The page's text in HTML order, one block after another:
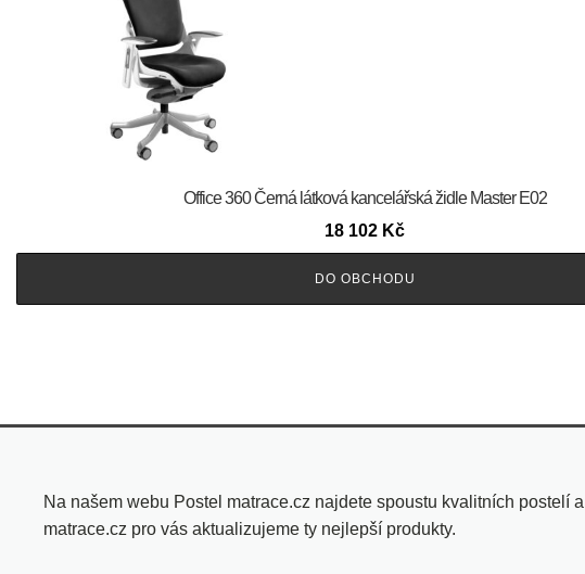
Office 360 Černá látková kancelářská židle Master E02
18 102 Kč
DO OBCHODU
Na našem webu Postel matrace.cz najdete spoustu kvalitních postelí
matrace.cz pro vás aktualizujeme ty nejlepší produkty.